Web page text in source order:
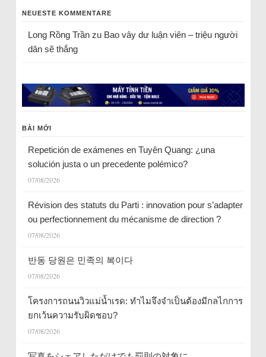
NEUESTE KOMMENTARE
Long Rồng Trầnzu Bao vây dư luận viên – triệu người
dân sẽ thắng
BÀI MỚI
Repetición de exámenes en Tuyên Quang: ¿una
solución justa o un precedente polémico?
07/08/2026
Révision des statuts du Parti : innovation pour s’adapter
ou perfectionnement du mécanisme de direction ?
07/08/2026
반동 당원은 민족의 복이다
07/08/2026
โครงการถนนวิวแม่น้ำเรด: ทำไมจึงจำเป็นต้องมีกลไกการ
ยกเว้นความรับผิดชอบ?
07/08/2026